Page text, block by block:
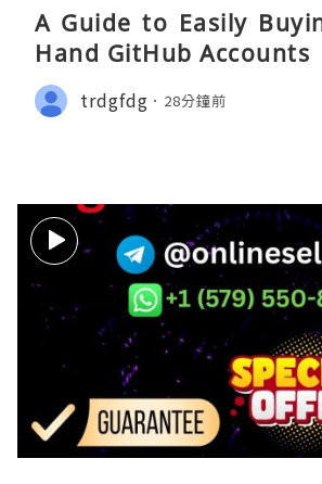
A Guide to Easily
Hand GitHub Accounts
trdgfdg 28分鐘前